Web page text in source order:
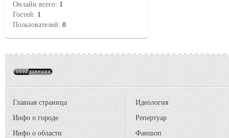
Онлайн всего: 1
Гостей: 1
Пользователей: 0
Главная страница
Инфо о городе
Инфо о области
Идеология
Репертуар
Фаншоп